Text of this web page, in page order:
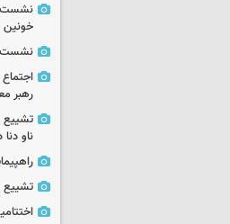
نشست
خونین
نشست
رهبر
تشییع
ناو دنا
تشییع